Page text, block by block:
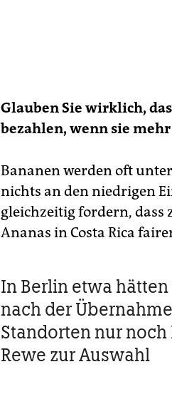
Glauben Sie wirklich,
bezahlen, wenn sie
Bananen werden oft
nichts an den niedrigen
gleichzeitig fordern, dass
Ananas in Costa Rica
In Berlin etwa
nach der
Standorten nur noch
Rewe zur Auswahl